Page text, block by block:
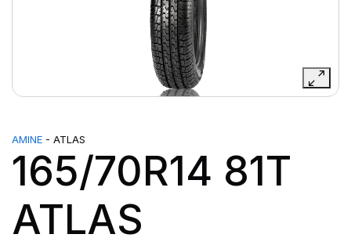
AMINE - ATLAS
165/70R14 81T
ATLAS